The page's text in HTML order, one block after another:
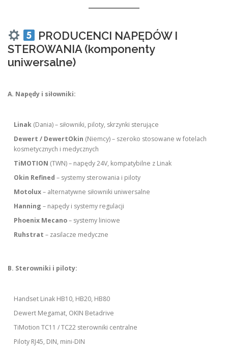
PRODUCENCI NAPĘDÓW I
STEROWANIA (komponenty
uniwersalne)
A. Napędy i siłowniki:
Linak (Dania) – siłowniki, piloty, skrzynki sterujące
Dewert / DewertOkin (Niemcy) – szeroko stosowane w fotelach
kosmetycznych i medycznych
TiMOTION (TWN) – napędy 24V, kompatybilne z Linak
Okin Refined – systemy sterowania i piloty
Motolux– alternatywne siłowniki uniwersalne
Hanning – napędy i systemy regulacji
Phoenix Mecano– systemy liniowe
Ruhstrat – zasilacze medyczne
B. Sterowniki i piloty:
Handset Linak HB10, HB20, HB80
Dewert Megamat, OKIN Betadrive
TiMotion TC11 / TC22 sterowniki centralne
Piloty RJ45, DIN, mini-DIN